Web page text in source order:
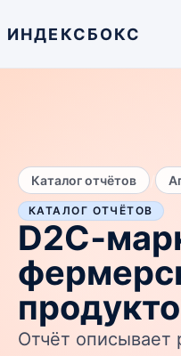
ИНДЕКСБОКС
Каталог отчётов
КАТАЛОГ ОТЧЁТОВ
Отчёт описывает